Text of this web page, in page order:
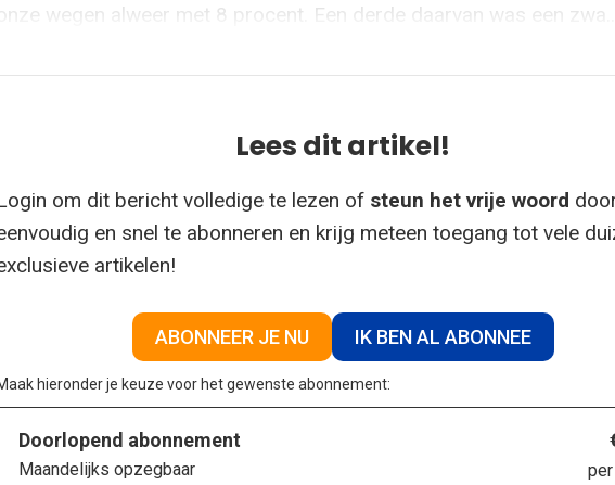
onze wegen alweer met 8 procent. Een derde daarvan was een zwa...
Lees dit artikel!
om dit bericht volledige te lezen of steun het vrije woord
en snel te abonneren en krijg meteen toegang tot vele
artikelen!
ABONNEER JE NU IK BEN AL ABONNEE
hieronder je keuze voor het gewenste abonnement:
Doorlopend abonnement
Maandelijks opzegbaar